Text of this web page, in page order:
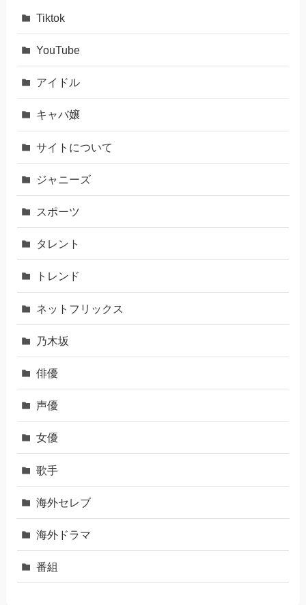
Tiktok
YouTube
アイドル
キャバ嬢
サイトについて
ジャニーズ
スポーツ
タレント
トレンド
ネットフリックス
乃木坂
俳優
声優
女優
歌手
海外セレブ
海外ドラマ
番組